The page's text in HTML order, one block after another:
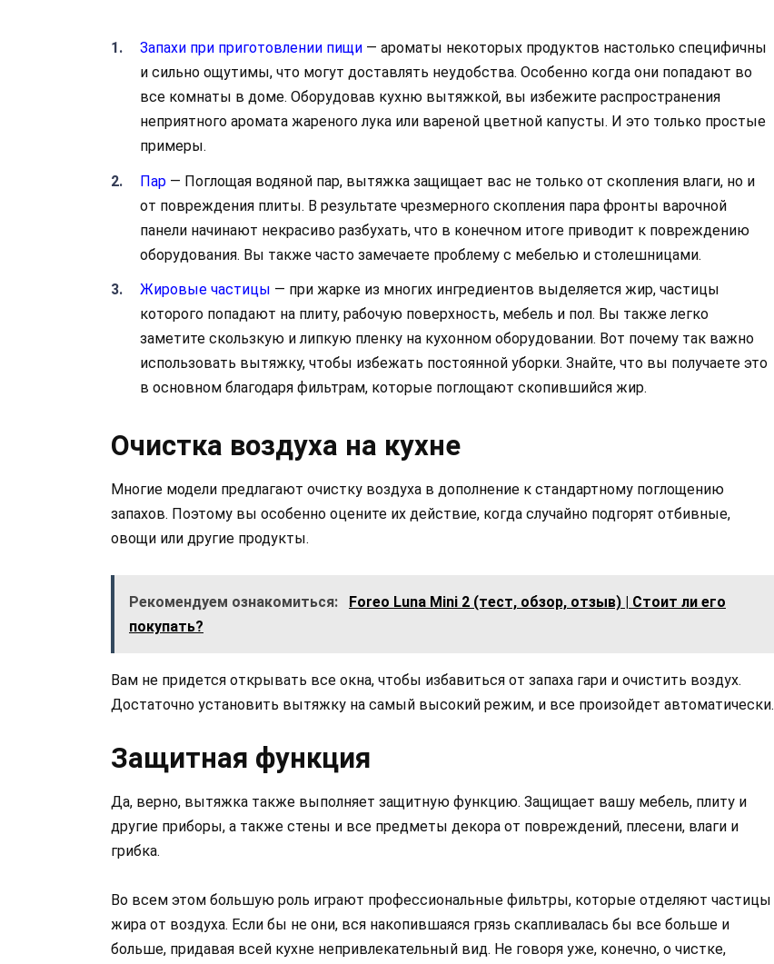
Запахи при приготовлении пищи — ароматы некоторых продуктов настолько специфичны
и сильно ощутимы, что могут доставлять неудобства. Особенно когда они попадают во
все комнаты в доме. Оборудовав кухню вытяжкой, вы избежите распространения
неприятного аромата жареного лука или вареной цветной капусты. И это только простые
примеры.
Пар — Поглощая водяной пар, вытяжка защищает вас не только от скопления влаги, но и
от повреждения плиты. В результате чрезмерного скопления пара фронты варочной
панели начинают некрасиво разбухать, что в конечном итоге приводит к повреждению
оборудования. Вы также часто замечаете проблему с мебелью и столешницами.
Жировые частицы — при жарке из многих ингредиентов выделяется жир, частицы
которого попадают на плиту, рабочую поверхность, мебель и пол. Вы также легко
заметите скользкую и липкую пленку на кухонном оборудовании. Вот почему так важно
использовать вытяжку, чтобы избежать постоянной уборки. Знайте, что вы получаете это
в основном благодаря фильтрам, которые поглощают скопившийся жир.
Очистка воздуха на кухне
Многие модели предлагают очистку воздуха в дополнение к стандартному поглощению
запахов. Поэтому вы особенно оцените их действие, когда случайно подгорят отбивные,
овощи или другие продукты.
Рекомендуем ознакомиться:
Foreo Luna Mini 2 (тест, обзор, отзыв) | Стоит ли его
покупать?
Вам не придется открывать все окна, чтобы избавиться от запаха гари и очистить воздух.
Достаточно установить вытяжку на самый высокий режим, и все произойдет автоматически.
Защитная функция
Да, верно, вытяжка также выполняет защитную функцию. Защищает вашу мебель, плиту и
другие приборы, а также стены и все предметы декора от повреждений, плесени, влаги и
грибка.
Во всем этом большую роль играют профессиональные фильтры, которые отделяют частицы
жира от воздуха. Если бы не они, вся накопившаяся грязь скапливалась бы все больше и
больше, придавая всей кухне непривлекательный вид. Не говоря уже, конечно, о чистке,